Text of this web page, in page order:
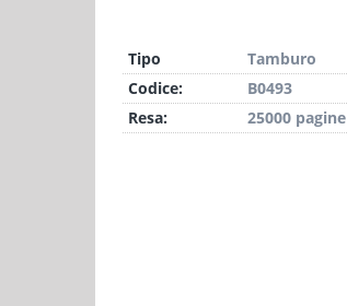
Tipo
Tamburo
Codice:
B0493
Resa:
25000 pagine